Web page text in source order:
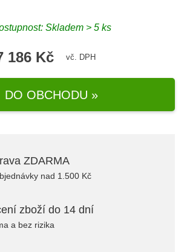
Skladem > 5 ks
186 Kč vč. DPH
DO OBCHODU »
ZDARMA
nad 1.500 Kč
zboží do 14 dní
a bez rizika